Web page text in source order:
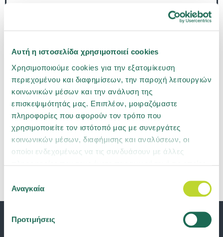
Αυτή η ιστοσελίδα χρησιμοποιεί cookies
Χρησιμοποιούμε cookies για την εξατομίκευση
περιεχομένου και διαφημίσεων, την παροχή λειτουργιών
κοινωνικών μέσων και την ανάλυση της
επισκεψιμότητάς μας. Επιπλέον, μοιραζόμαστε
πληροφορίες που αφορούν τον τρόπο που
χρησιμοποιείτε τον ιστότοπό μας με συνεργάτες
κοινωνικών μέσων, διαφήμισης και αναλύσεων, οι
οποίοι ενδεχομένως να τις συνδυάσουν με άλλες
των υπηρεσιών τους. Μάθετε περισσότερα για τα
συγκατάθεσης
Αναγκαία
Προτιμήσεις
Κινητό τηλέφωνο:
Επόμενο